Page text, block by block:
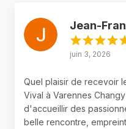
Jean-
juin 3, 2026
Quel plaisir de recevoir
Vival à Varennes
d'accueillir des
belle rencontre,